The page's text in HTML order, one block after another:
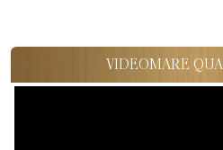
VIDEOMARE